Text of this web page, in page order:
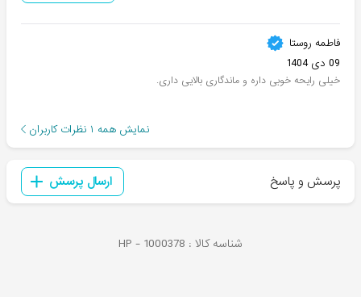
فاطمه روستا
09 دی 1404
خیلی رایحه خوبی داره و ماندگاری بالایی داری.
نمایش همه ۱ نظرات کاربران
پرسش و پاسخ ارسال پرسش
شناسه کالا : HP - 1000378